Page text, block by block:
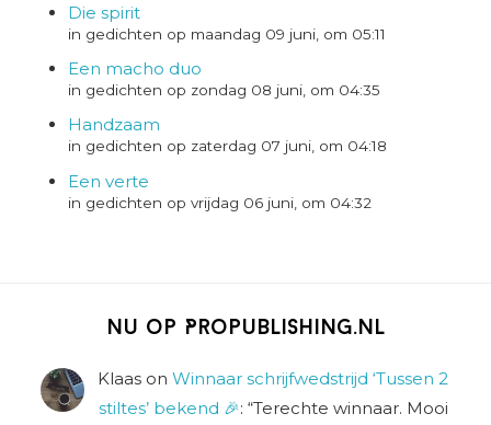
Die spirit
in gedichten op maandag 09 juni, om 05:11
Een macho duo
in gedichten op zondag 08 juni, om 04:35
Handzaam
in gedichten op zaterdag 07 juni, om 04:18
Een verte
in gedichten op vrijdag 06 juni, om 04:32
Nu op Propublishing.nl
Klaas on Winnaar schrijfwedstrijd ‘Tussen 2
stiltes’ bekend 🎉: “Terechte winnaar. Mooi